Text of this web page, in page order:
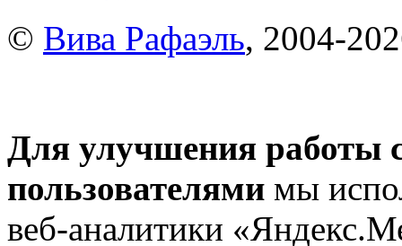
© Вива Рафаэль, 2004-
Для улучшения работы
пользователями мы
веб-аналитики